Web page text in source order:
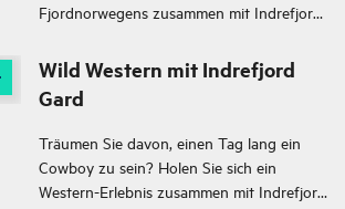
Fjordnorwegens zusammen mit Indrefjord
Wild Western mit Indrefjord
Gard
Träumen Sie davon, einen Tag lang ein
Cowboy zu sein? Holen Sie sich ein
Western-Erlebnis zusammen mit Indrefjord